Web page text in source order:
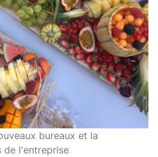
bureaux et la
de l'entreprise